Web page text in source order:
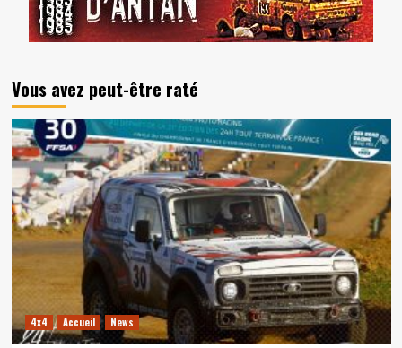
Vous avez peut-être raté
4x4 Accueil News